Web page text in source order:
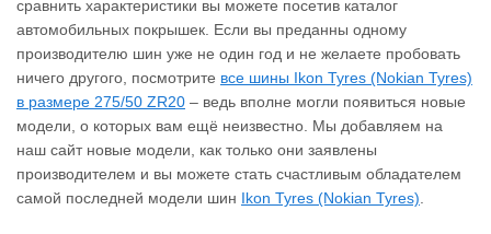
сравнить характеристики вы можете посетив каталог
автомобильных покрышек. Если вы преданны одному
производителю шин уже не один год и не желаете пробовать
ничего другого, посмотрите все шины Ikon Tyres (Nokian Tyres)
в размере 275/50 ZR20 – ведь вполне могли появиться новые
модели, о которых вам ещё неизвестно. Мы добавляем на
наш сайт новые модели, как только они заявлены
производителем и вы можете стать счастливым обладателем
самой последней модели шин Ikon Tyres (Nokian Tyres).